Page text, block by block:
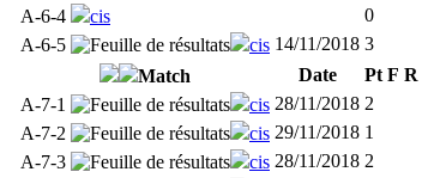
A-6-4
cis 0
A-6-5
cis 14/11/2018 3
Match
Date Pt F R
A-7-1
cis 28/11/2018 2
A-7-2
cis 29/11/2018 1
A-7-3
cis 28/11/2018 2